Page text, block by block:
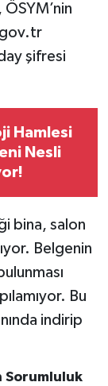
şifresi
Hamlesi
Nesli
bina, salon
Belgenin
Bu
indirip
Sorumluluk